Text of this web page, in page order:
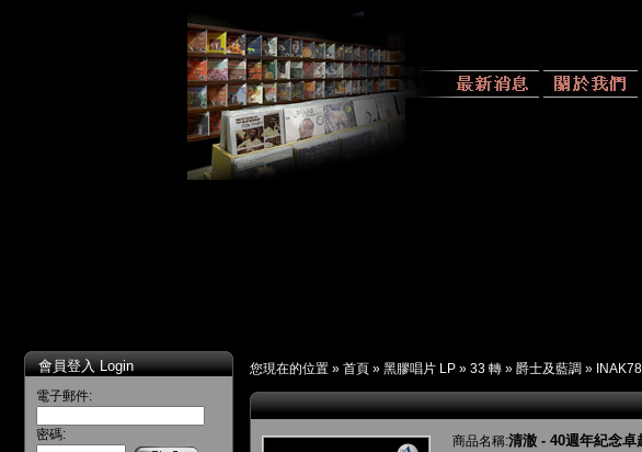
會員登入 Login
電子郵件:
密碼:
您現在的位置 » 首頁 » 黑膠唱片 LP » 33 轉 » 爵士及藍調 »
商品名稱:清澈 - 40週年紀念